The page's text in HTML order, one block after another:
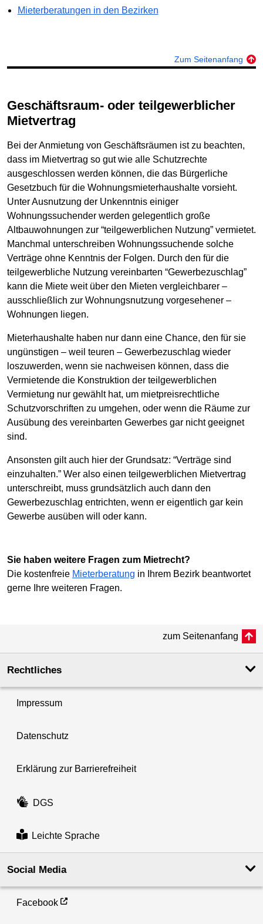
Mieterberatungen in den Bezirken
Zum Seitenanfang
Geschäftsraum- oder teilgewerblicher
Mietvertrag
Bei der Anmietung von Geschäftsräumen ist zu beachten,
dass im Mietvertrag so gut wie alle Schutzrechte
ausgeschlossen werden können, die das Bürgerliche
Gesetzbuch für die Wohnungsmieterhaushalte vorsieht.
Unter Ausnutzung der Unkenntnis einiger
Wohnungssuchender werden gelegentlich große
Altbauwohnungen zur “teilgewerblichen Nutzung” vermietet.
Manchmal unterschreiben Wohnungssuchende solche
Verträge ohne Kenntnis der Folgen. Durch den für die
teilgewerbliche Nutzung vereinbarten “Gewerbezuschlag”
kann die Miete weit über den Mieten vergleichbarer –
ausschließlich zur Wohnungsnutzung vorgesehener –
Wohnungen liegen.
Mieterhaushalte haben nur dann eine Chance, den für sie
ungünstigen – weil teuren – Gewerbezuschlag wieder
loszuwerden, wenn sie nachweisen können, dass die
Vermietende die Konstruktion der teilgewerblichen
Vermietung nur gewählt hat, um mietpreisrechtliche
Schutzvorschriften zu umgehen, oder wenn die Räume zur
Ausübung des vereinbarten Gewerbes gar nicht geeignet
sind.
Ansonsten gilt auch hier der Grundsatz: “Verträge sind
einzuhalten.” Wer also einen teilgewerblichen Mietvertrag
unterschreibt, muss grundsätzlich auch dann den
Gewerbezuschlag entrichten, wenn er eigentlich gar kein
Gewerbe ausüben will oder kann.
Sie haben weitere Fragen zum Mietrecht?
Die kostenfreie Mieterberatung in Ihrem Bezirk beantwortet
gerne Ihre weiteren Fragen.
zum Seitenanfang
Rechtliches
Impressum
Datenschutz
Erklärung zur Barrierefreiheit
DGS
Leichte Sprache
Social Media
Facebook